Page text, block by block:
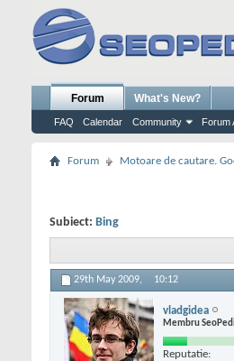
Forum
FAQ Calendar Community Forum
What's New?
Forum Motoare de cautare.
Subiect: Bing
29th May 2009, 10:12
vladgidea
Membru
Reputatie: